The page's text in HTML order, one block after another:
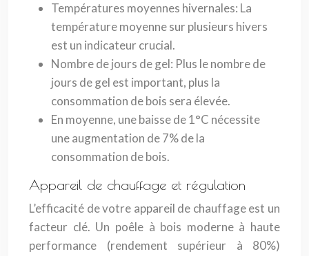
Températures moyennes hivernales: La
température moyenne sur plusieurs hivers
est un indicateur crucial.
Nombre de jours de gel: Plus le nombre de
jours de gel est important, plus la
consommation de bois sera élevée.
En moyenne, une baisse de 1°C nécessite
une augmentation de 7% de la
consommation de bois.
Appareil de chauffage et régulation
L’efficacité de votre appareil de chauffage est un
facteur clé. Un poêle à bois moderne à haute
performance (rendement supérieur à 80%)